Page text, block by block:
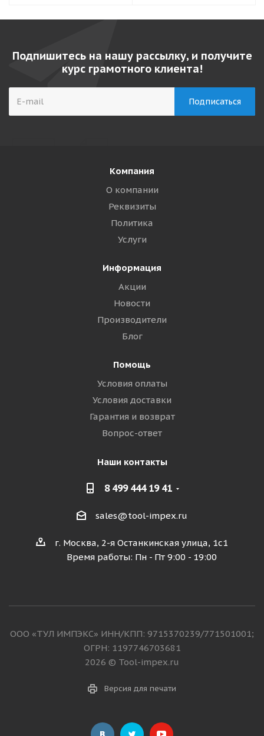
Подпишитесь на нашу рассылку, и получите
курс грамотного клиента!
Компания
О компании
Реквизиты
Политика
Услуги
Информация
Акции
Новости
Производители
Блог
Помощь
Условия оплаты
Условия доставки
Гарантия и возврат
Вопрос-ответ
Наши контакты
8 499 444 19 41
sales@tool-impex.ru
г. Москва, 2-я Останкинская улица, 1с1
Время работы: Пн - Пт 9:00 - 19:00
ООО «ТУЛ ИМПЭКС» ИНН/КПП: 9715370239/771501001;
ОГРН: 1197746703681
2026 © Tool-impex.ru
Версия для печати